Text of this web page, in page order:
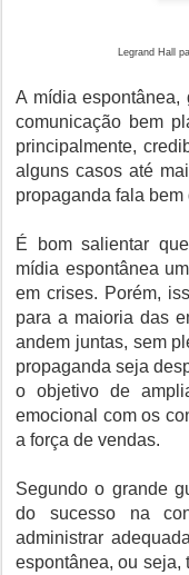
Legrand Hall
A mídia espontânea,
comunicação bem
principalmente,
alguns casos até
propaganda fala bem
É bom salientar
mídia espontânea
em crises. Porém,
para a maioria das
andem juntas, sem
propaganda seja
o objetivo de
emocional com os
a força de vendas.
Segundo o grande
do sucesso na
administrar
espontânea, ou seja,